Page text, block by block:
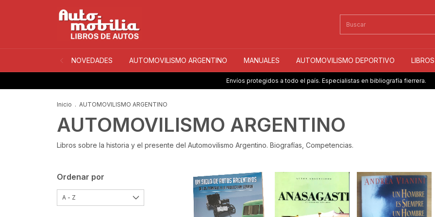
NOVEDADES AUTOMOVILISMO ARGENTINO MANUALES AUTOMOVILISMO DEPORTIVO
Envíos protegidos a todo el país. Especialistas en bibliografía fierrera.
Inicio . AUTOMOVILISMO ARGENTINO
AUTOMOVILISMO ARGENTINO
Libros sobre la historia y el presente del Automovilismo Argentino. Biografías, Competencias.
Ordenar por